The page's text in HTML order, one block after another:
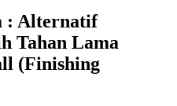
: Alternatif
Tahan Lama
(Finishing